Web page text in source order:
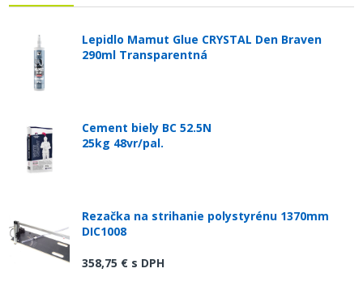
Lepidlo Mamut Glue CRYSTAL Den Braven
290ml Transparentná
Cement biely BC 52.5N
25kg 48vr/pal.
Rezačka na strihanie polystyrénu 1370mm
DIC1008
358,75 € s DPH